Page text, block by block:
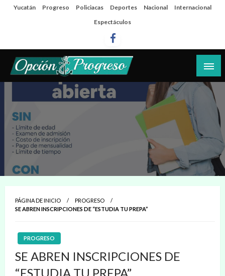
SaltaYucatán Progreso Policiacas Deportes Nacional
Internacional
Espectáculos
Opción Progreso
Las noticias del día a día del puerto
PÁGINA DE INICIO
PROGRESO
SE ABREN INSCRIPCIONES DE “ESTUDIA TU PREPA”
PROGRESO
SE ABREN INSCRIPCIONES DE
“ESTUDIA TU PREPA”